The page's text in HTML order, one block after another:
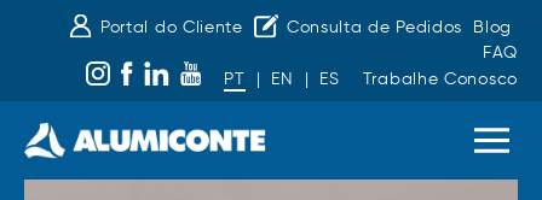
Portal do Cliente Consulta de Pedidos
Blog
FAQ
PT
| EN | ES Trabalhe Conosco